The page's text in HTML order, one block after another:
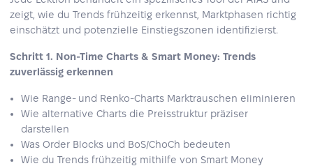
zeigt, wie du Trends frühzeitig erkennst, Marktphasen richtig
einschätzt und potenzielle Einstiegszonen identifizierst.
Schritt 1. Non-Time Charts & Smart Money: Trends
zuverlässig erkennen
Wie Range- und Renko-Charts Marktrauschen eliminieren
Wie alternative Charts die Preisstruktur präziser
darstellen
Was Order Blocks und BoS/ChoCh bedeuten
Wie du Trends frühzeitig mithilfe von Smart Money